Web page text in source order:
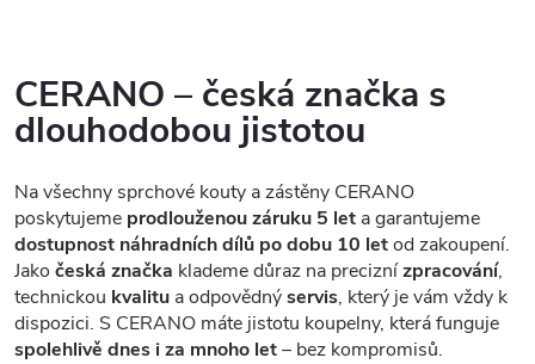
CERANO – česká značka s
dlouhodobou jistotou
Na všechny sprchové kouty a zástěny CERANO
poskytujeme prodlouženou záruku 5 let a garantujeme
dostupnost náhradních dílů po dobu 10 letod zakoupení.
Jako česká značka klademe důraz na preciznízpracování,
technickou kvalitu a odpovědnýservis, který je vám vždy k
dispozici. S CERANO máte jistotu koupelny, která funguje
spolehlivě dnes i za mnoho let– bez kompromisů.